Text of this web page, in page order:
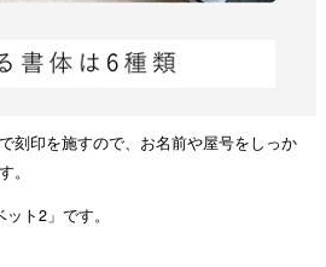
刻印を施すので、お名前や屋号をしっか
。
ト2」です。